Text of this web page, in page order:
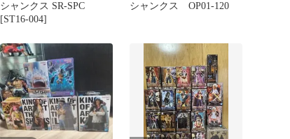
シャンクス SR-SPC
[ST16-004]
シャンクス OP01-120